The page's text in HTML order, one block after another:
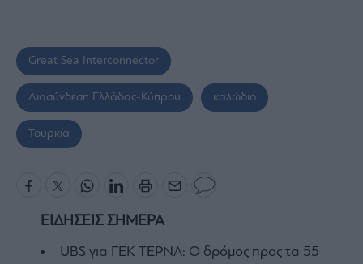
Great Sea Interconnector
Διασύνδεση Ελλάδας-Κύπρου καλώδιο
Τουρκία
ΕΙΔΗΣΕΙΣ ΣΗΜΕΡΑ
UBS για ΓΕΚ ΤΕΡΝΑ: Ο δρόμος προς τα 55